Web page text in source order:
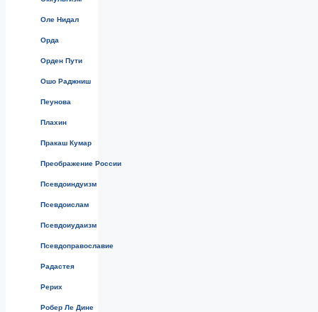
Оле Нидал
Орда
Орден Пути
Ошо Раджниш
Пеунова
Плахин
Пракаш Кумар
Преображение России
Псевдоиндуизм
Псевдоислам
Псевдоиудаизм
Псевдоправославие
Радастея
Рерих
Робер Ле Дине